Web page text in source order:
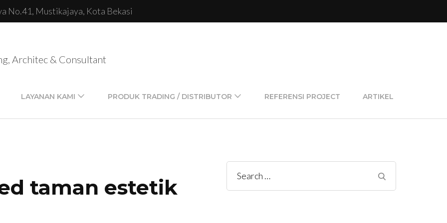
No.41, Mustikajaya, Kota Bekasi
Architec & Consultant
LAYANAN KAMI PRODUK TRADING / DISTRIBUTOR REFERENSI PROJECT ARTIKEL
taman estetik
Search
for: